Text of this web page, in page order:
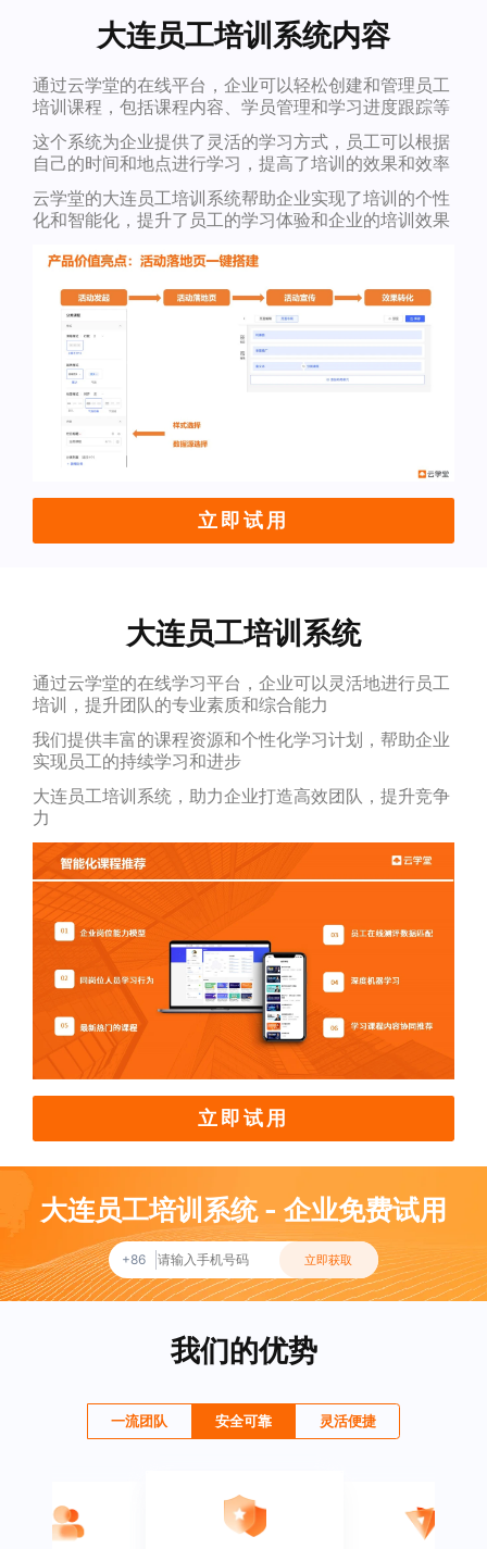
大连员工培训系统内容
通过云学堂的在线平台，企业可以轻松创建和管理员工
培训课程，包括课程内容、学员管理和学习进度跟踪等
这个系统为企业提供了灵活的学习方式，员工可以根据
自己的时间和地点进行学习，提高了培训的效果和效率
云学堂的大连员工培训系统帮助企业实现了培训的个性
化和智能化，提升了员工的学习体验和企业的培训效果
立即试用
大连员工培训系统
通过云学堂的在线学习平台，企业可以灵活地进行员工
培训，提升团队的专业素质和综合能力
我们提供丰富的课程资源和个性化学习计划，帮助企业
实现员工的持续学习和进步
大连员工培训系统，助力企业打造高效团队，提升竞争
力
立即试用
大连员工培训系统 - 企业免费试用
+86 立即获取
我们的优势
一流团队 安全可靠 灵活便捷